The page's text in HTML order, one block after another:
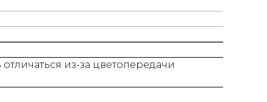
из-за цветопередачи